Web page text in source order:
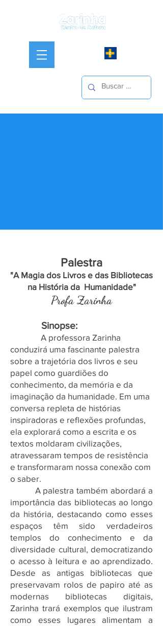
Palestra
"A Magia dos Livros e das Bibliotecas
na História da Humanidade"
Profa Zarinha
Sinopse:
A professora Zarinha
conduzirá uma fascinante palestra
sobre a trajetória dos livros e seu
papel como guardiões do
conhecimento, da memória e da
imaginação da humanidade. Em uma
conversa repleta de histórias
inspiradoras e reflexões profundas,
ela explorará como a escrita e os
textos moldaram civilizações,
atravessaram tempos de resistência
e transformaram nossa conexão com
o saber.
A palestra também abordará a
importância das bibliotecas ao longo
da história, destacando como esses
espaços têm sido verdadeiros
templos do conhecimento e da
diversidade cultural, democratizando
o acesso à leitura e ao aprendizado.
Desde as antigas bibliotecas que
preservavam rolos de papiro até as
modernas bibliotecas digitais,
Zarinha trará exemplos que ilustram
como esses lugares alimentam a